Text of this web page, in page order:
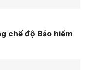
chế độ Bảo hiểm